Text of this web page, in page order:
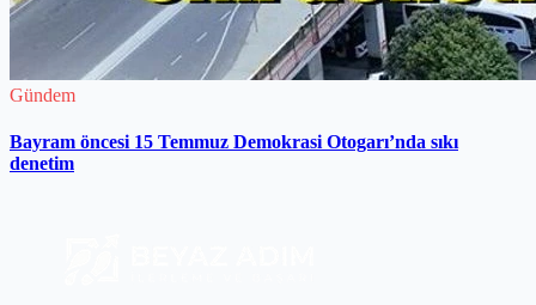
Gündem
Bayram öncesi 15 Temmuz Demokrasi Otogarı’nda sıkı
denetim